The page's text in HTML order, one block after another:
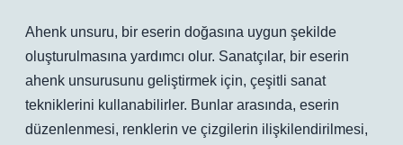
Ahenk unsuru, bir eserin doğasına uygun şekilde
oluşturulmasına yardımcı olur. Sanatçılar, bir eserin
ahenk unsurusunu geliştirmek için, çeşitli sanat
tekniklerini kullanabilirler. Bunlar arasında, eserin
düzenlenmesi, renklerin ve çizgilerin ilişkilendirilmesi,